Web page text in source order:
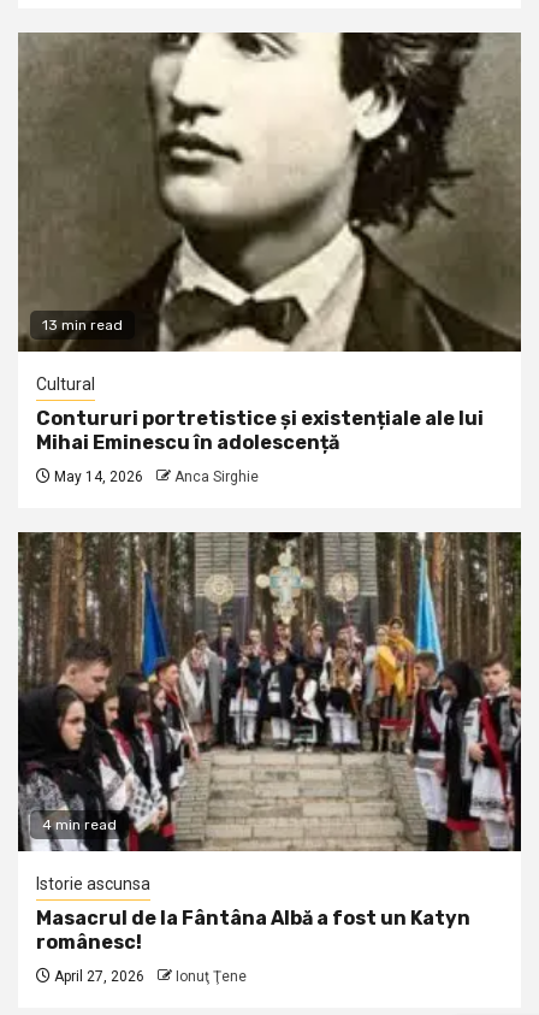
13 min read
Cultural
Contururi portretistice și existențiale ale lui
Mihai Eminescu în adolescență
May 14, 2026 Anca Sirghie
4 min read
Istorie ascunsa
Masacrul de la Fântâna Albă a fost un Katyn
românesc!
April 27, 2026 Ionuţ Ţene